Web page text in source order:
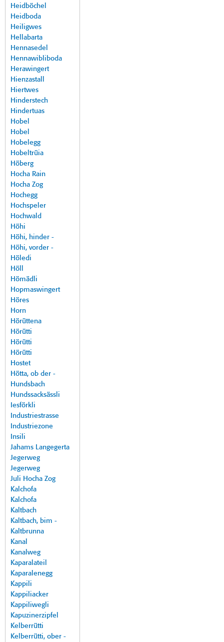
Heidböchel
Heidboda
Heiligwes
Hellabarta
Hennasedel
Hennawibliboda
Herawingert
Hienzastall
Hiertwes
Hinderstech
Hindertuas
Hobel
Hobel
Hobelegg
Hobeltrüia
Höberg
Hocha Rain
Hocha Zog
Hochegg
Hochspeler
Hochwald
Höhi
Höhi, hinder -
Höhi, vorder -
Höledi
Höll
Hömädli
Hopmaswingert
Höres
Horn
Hörüttena
Hörütti
Hörütti
Hörütti
Hostet
Hötta, ob der -
Hundsbach
Hundssacksässli
Iesförkli
Industriestrasse
Industriezone
Insili
Jahams Langegerta
Jegerweg
Jegerweg
Juli Hocha Zog
Kalchofa
Kalchofa
Kaltbach
Kaltbach, bim -
Kaltbrunna
Kanal
Kanalweg
Kaparalateil
Kaparalenegg
Kappili
Kappiliacker
Kappiliwegli
Kapuzinerzipfel
Kelberrütti
Kelberrütti, ober -